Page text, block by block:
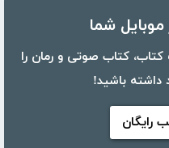
با اپلیکیشن کتابراه، بیش از ۵۰،۰۰۰ کتاب، کتاب صوتی و رمان را
داشته باشید!
رایگان